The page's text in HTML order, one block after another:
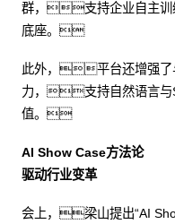
群，支持企业自主训
底座。
此外，平台还增强了
力，支持自然语言
值。
AI Show Case方法论
驱动行业变革
会上，梁山提出“AI